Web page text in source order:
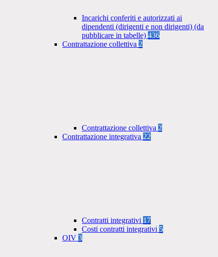
Incarichi conferiti e autorizzati ai
dipendenti (dirigenti e non dirigenti) (da
pubblicare in tabelle) 436
Contrattazione collettiva 2
Contrattazione collettiva 2
Contrattazione integrativa 22
Contratti integrativi 17
Costi contratti integrativi 5
OIV 3